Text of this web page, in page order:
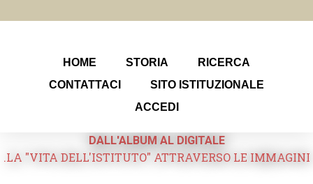
HOME STORIA
RICERCA
CONTATTACI
SITO ISTITUZIONALE
ACCEDI
DALL'ALBUM AL DIGITALE
.LA "VITA DELL'ISTITUTO" ATTRAVERSO LE IMMAGINI